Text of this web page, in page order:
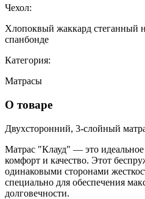
Чехол:
Хлопоквый жаккард стеганный
спанбонде
Категория:
Матрасы
О товаре
Двухсторонний, 3-слойный
Матрас "Клауд" — это
комфорт и качество. Этот
одинаковыми сторонами
специально для обеспечения
долговечности.